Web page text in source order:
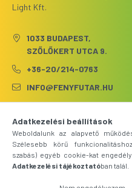
Light Kft.
1033 BUDAPEST,
SZŐLŐKERT UTCA 9.
+36-20/214-0763
INFO@FENYFUTAR.HU
Adatkezelési beállítások
Weboldalunk az alapvető
Szélesebb körű
szabás) egyéb cookie-kat
Adatkezelési tájékoztatóban talál.